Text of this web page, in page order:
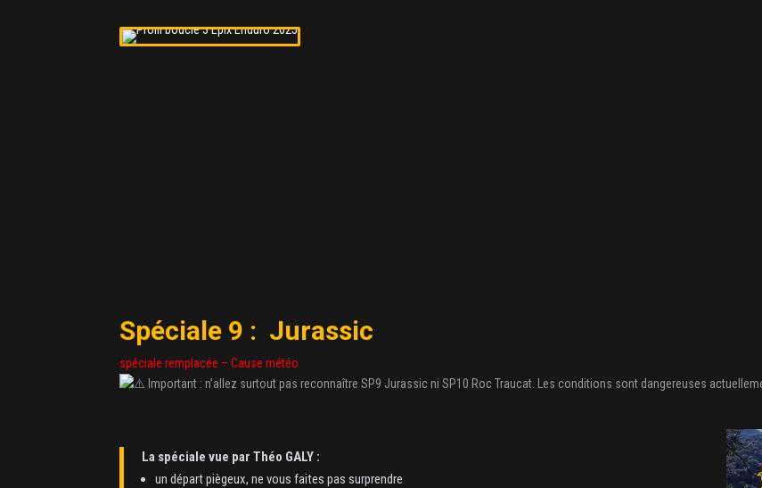
Spéciale 9 : Jurassic
spéciale remplacée – Cause météo
Important : n’allez surtout pas reconnaître SP9 Jurassic ni SP10 Roc Traucat. Les conditions sont dangereuses
La spéciale vue par Théo GALY :
un départ piègeux, ne vous faites pas surprendre